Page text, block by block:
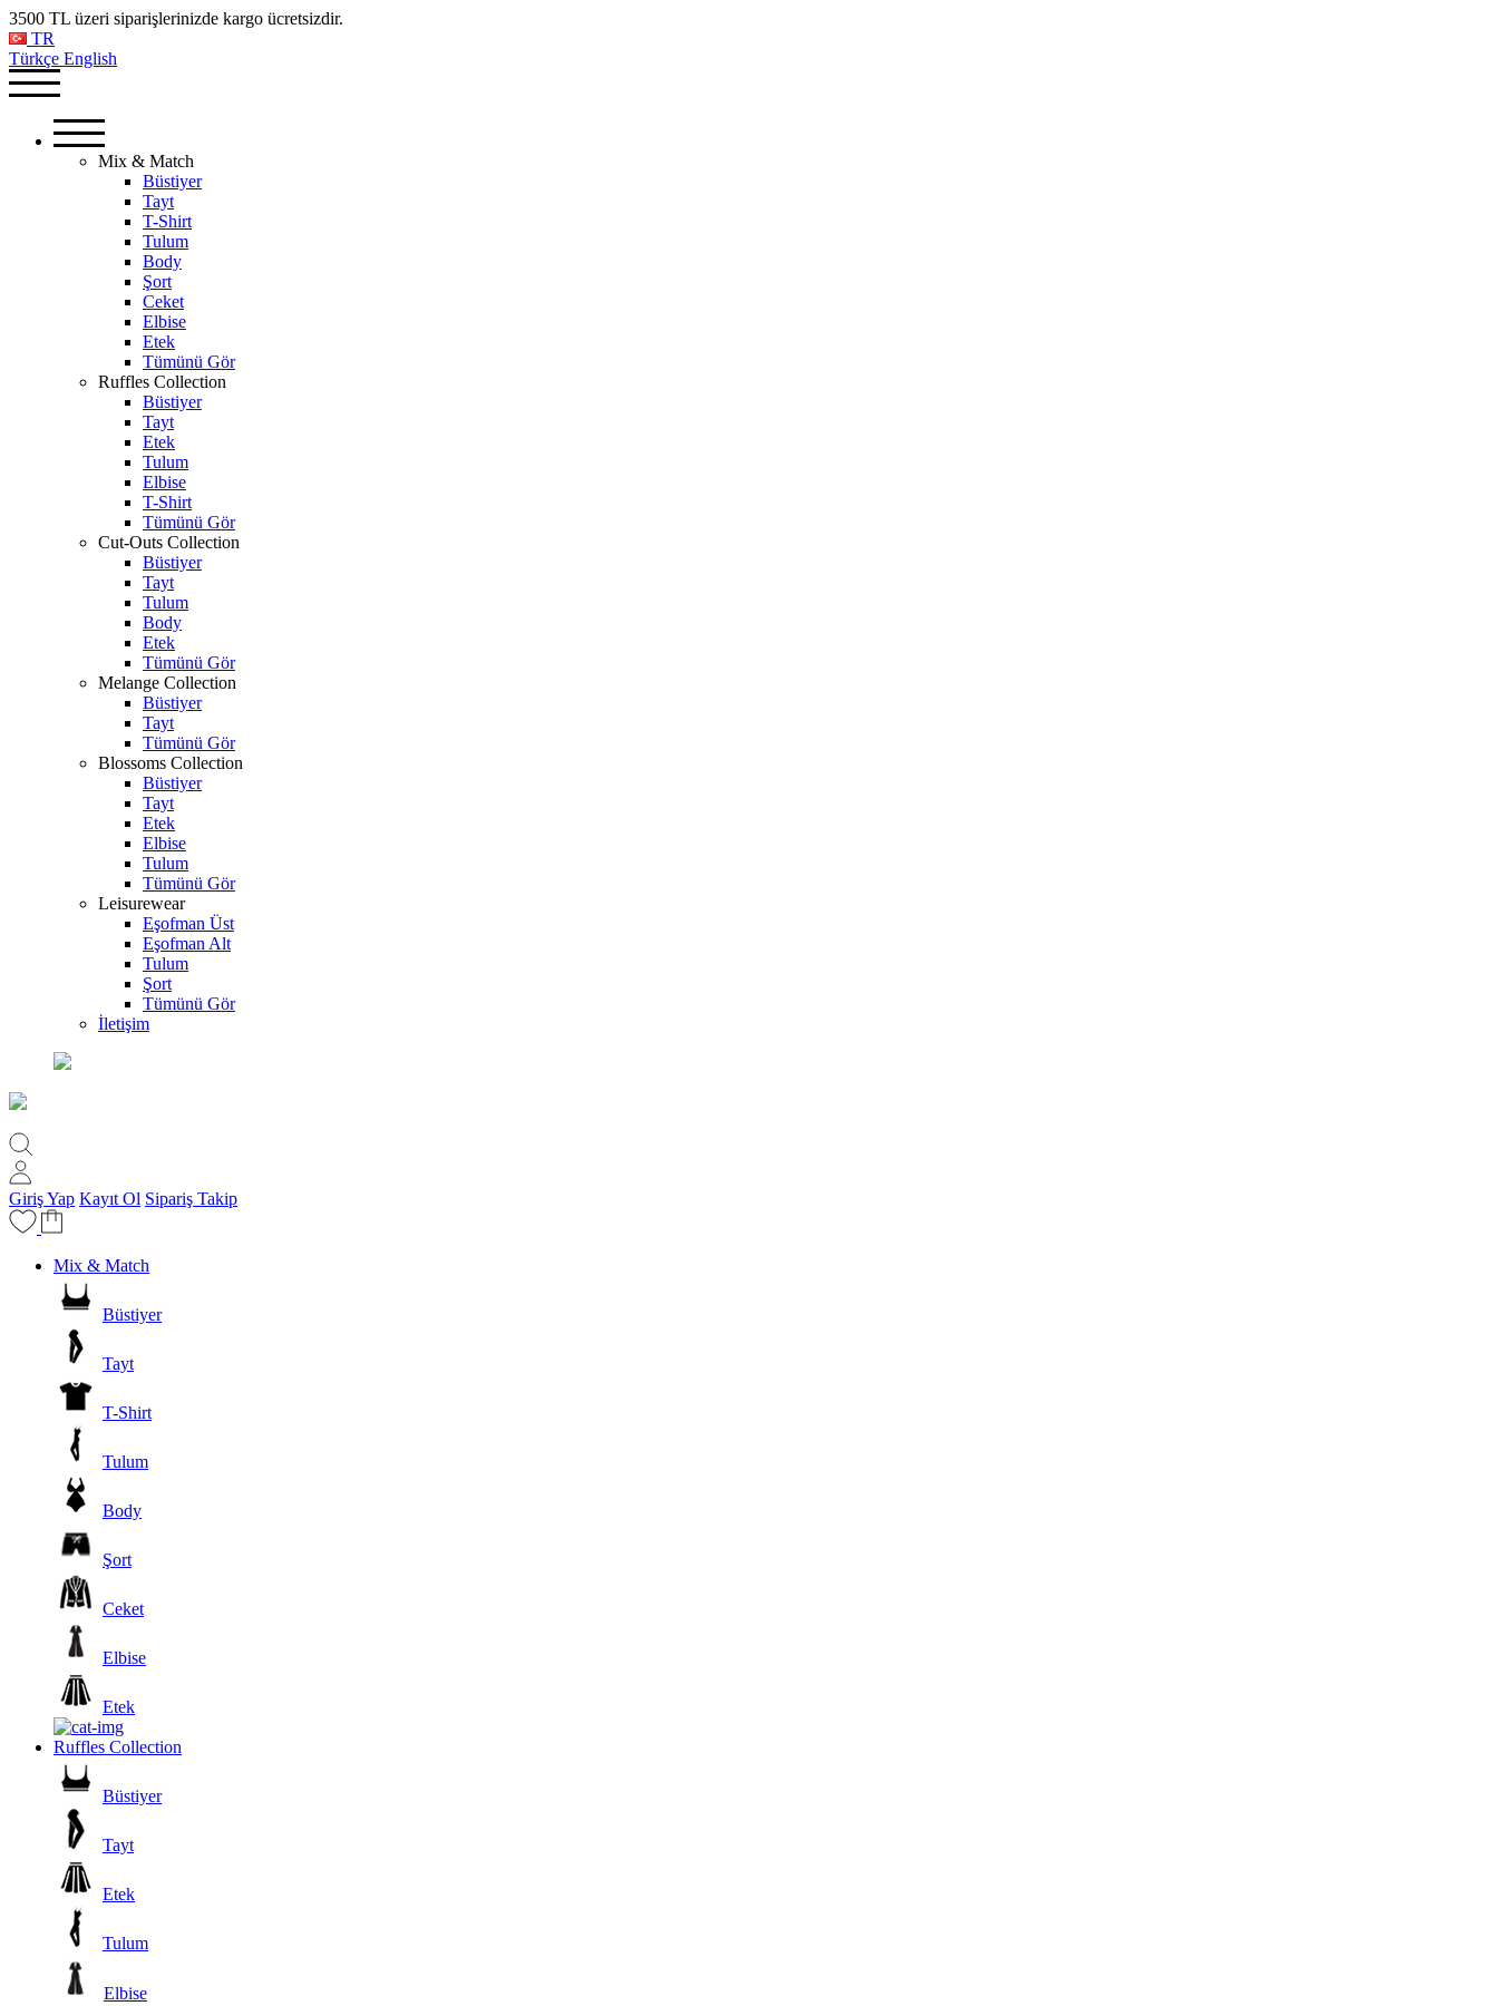
3500 TL üzeri siparişlerinizde kargo ücretsizdir.
TR
Türkçe English
Mix & Match
Büstiyer
Tayt
T-Shirt
Tulum
Body
Şort
Ceket
Elbise
Etek
Tümünü Gör
Ruffles Collection
Büstiyer
Tayt
Etek
Tulum
Elbise
T-Shirt
Tümünü Gör
Cut-Outs Collection
Büstiyer
Tayt
Tulum
Body
Etek
Tümünü Gör
Melange Collection
Büstiyer
Tayt
Tümünü Gör
Blossoms Collection
Büstiyer
Tayt
Etek
Elbise
Tulum
Tümünü Gör
Leisurewear
Eşofman Üst
Eşofman Alt
Tulum
Şort
Tümünü Gör
İletişim
Giriş Yap Kayıt Ol Sipariş Takip
Mix & Match
Büstiyer
Tayt
T-Shirt
Tulum
Body
Şort
Ceket
Elbise
Etek
Ruffles Collection
Büstiyer
Tayt
Etek
Tulum
Elbise